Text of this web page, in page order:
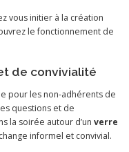
vous initier à la création
le fonctionnement de
de convivialité
pour les non-adhérents de
questions et de
la soirée autour d’un verre
informel et convivial.